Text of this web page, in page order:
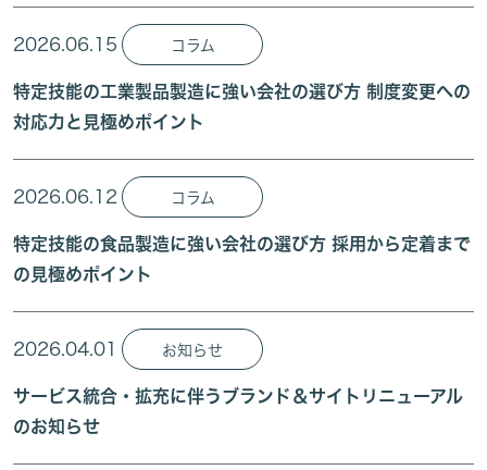
2026.06.15 コラム
特定技能の工業製品製造に強い会社の選び方 制度変更への
対応力と見極めポイント
2026.06.12 コラム
特定技能の食品製造に強い会社の選び方 採用から定着まで
の見極めポイント
2026.04.01 お知らせ
サービス統合・拡充に伴うブランド＆サイトリニューアル
のお知らせ